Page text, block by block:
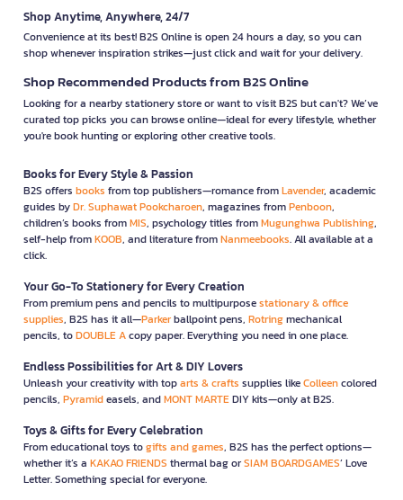
Shop Anytime, Anywhere, 24/7
Convenience at its best! B2S Online is open 24 hours a day, so you can
shop whenever inspiration strikes—just click and wait for your delivery.
Shop Recommended Products from B2S Online
Looking for a nearby stationery store or want to visit B2S but can't? We’ve
curated top picks you can browse online—ideal for every lifestyle, whether
you're book hunting or exploring other creative tools.
Books for Every Style & Passion
B2S offers books from top publishers—romance fromLavender, academic
guides byDr. Suphawat Pookcharoen, magazines fromPenboon,
children’s books fromMIS, psychology titles fromMugunghwa Publishing,
self-help fromKOOB, and literature fromNanmeebooks. All available at a
click.
Your Go-To Stationery for Every Creation
From premium pens and pencils to multipurposestationary & office
supplies, B2S has it all—Parkerballpoint pens, Rotringmechanical
pencils, toDOUBLE Acopy paper. Everything you need in one place.
Endless Possibilities for Art & DIY Lovers
Unleash your creativity with toparts & crafts supplies likeColleencolored
pencils, Pyramideasels, andMONT MARTEDIY kits—only at B2S.
Toys & Gifts for Every Celebration
From educational toys togifts and games, B2S has the perfect options—
whether it’s a KAKAO FRIENDS thermal bag orSIAM BOARDGAMES’ Love
Letter. Something special for everyone.